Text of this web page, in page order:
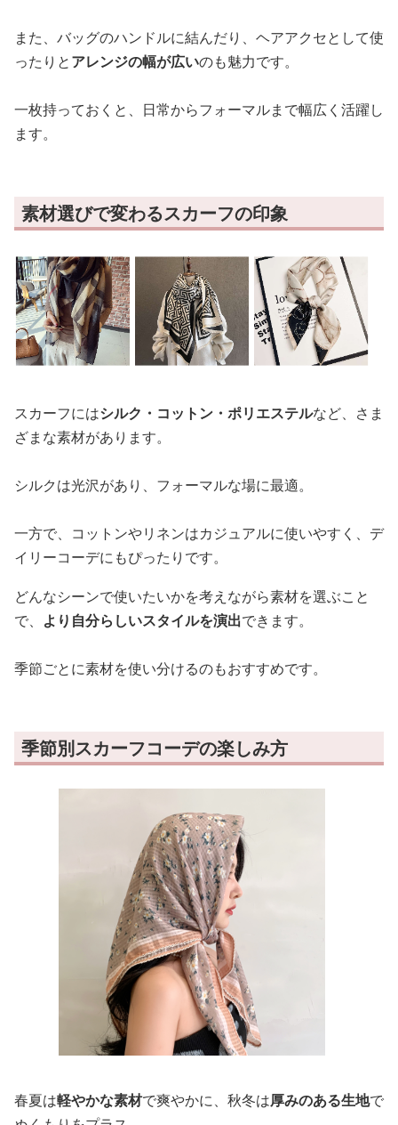
また、バッグのハンドルに結んだり、ヘアアクセとして使
ったりとアレンジの幅が広いのも魅力です。
一枚持っておくと、日常からフォーマルまで幅広く活躍し
ます。
素材選びで変わるスカーフの印象
スカーフにはシルク・コットン・ポリエステルなど、さま
ざまな素材があります。
シルクは光沢があり、フォーマルな場に最適。
一方で、コットンやリネンはカジュアルに使いやすく、デ
イリーコーデにもぴったりです。
どんなシーンで使いたいかを考えながら素材を選ぶこと
で、 より自分らしいスタイルを演出できます。
季節ごとに素材を使い分けるのもおすすめです。
季節別スカーフコーデの楽しみ方
春夏は軽やかな素材で爽やかに、秋冬は厚みのある生地で